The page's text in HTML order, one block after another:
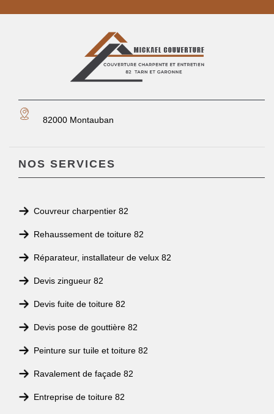
82000 Montauban
NOS SERVICES
Couvreur charpentier 82
Rehaussement de toiture 82
Réparateur, installateur de velux 82
Devis zingueur 82
Devis fuite de toiture 82
Devis pose de gouttière 82
Peinture sur tuile et toiture 82
Ravalement de façade 82
Entreprise de toiture 82